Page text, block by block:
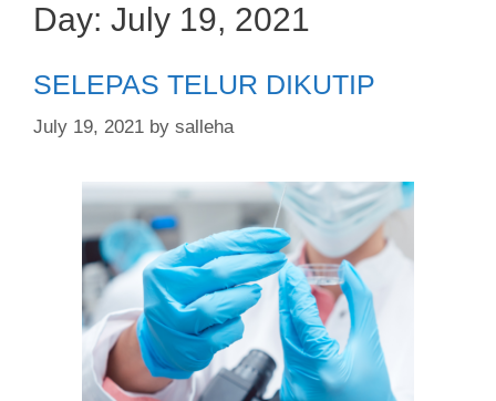
Day: July 19, 2021
SELEPAS TELUR DIKUTIP
July 19, 2021 by salleha